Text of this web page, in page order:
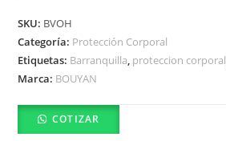
SKU: BVOH
Categoría: Protección Corporal
Etiquetas: Barranquilla, proteccion corporal
Marca: BOUYAN
COTIZAR